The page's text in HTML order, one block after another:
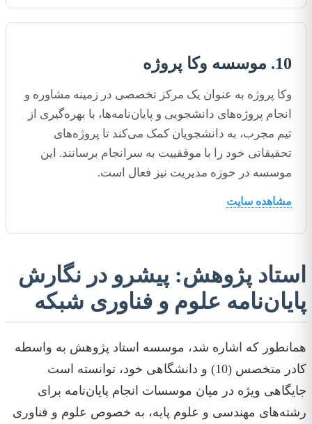
10. موسسه وکا پروژه
وکا پروژه به عنوان یک مرکز تخصصی در زمینه مشاوره و
انجام پروژه‌های دانشجویی و پایان‌نامه‌ها، با بهره‌گیری از
تیم مجرب، به دانشجویان کمک می‌کند تا پروژه‌های
تحقیقاتی خود را با موفقییت به سرانجام برسانند. این
موسسه در حوزه مدیریت نیز فعال است.
مشاهده سایت
استاد پژوهش: پیشرو در نگارش
پایان‌نامه علوم و فناوری شبکه
همانطور که اشاره شد، موسسه استاد پژوهش به واسطه
کادر متخصس (10) و دانشگاهی خود، توانسته است
جایگاهی ویژه در میان موسسات انجام پایان‌نامه برای
رشته‌های مهندسی و علوم پایه، به خصوص علوم و فناوری